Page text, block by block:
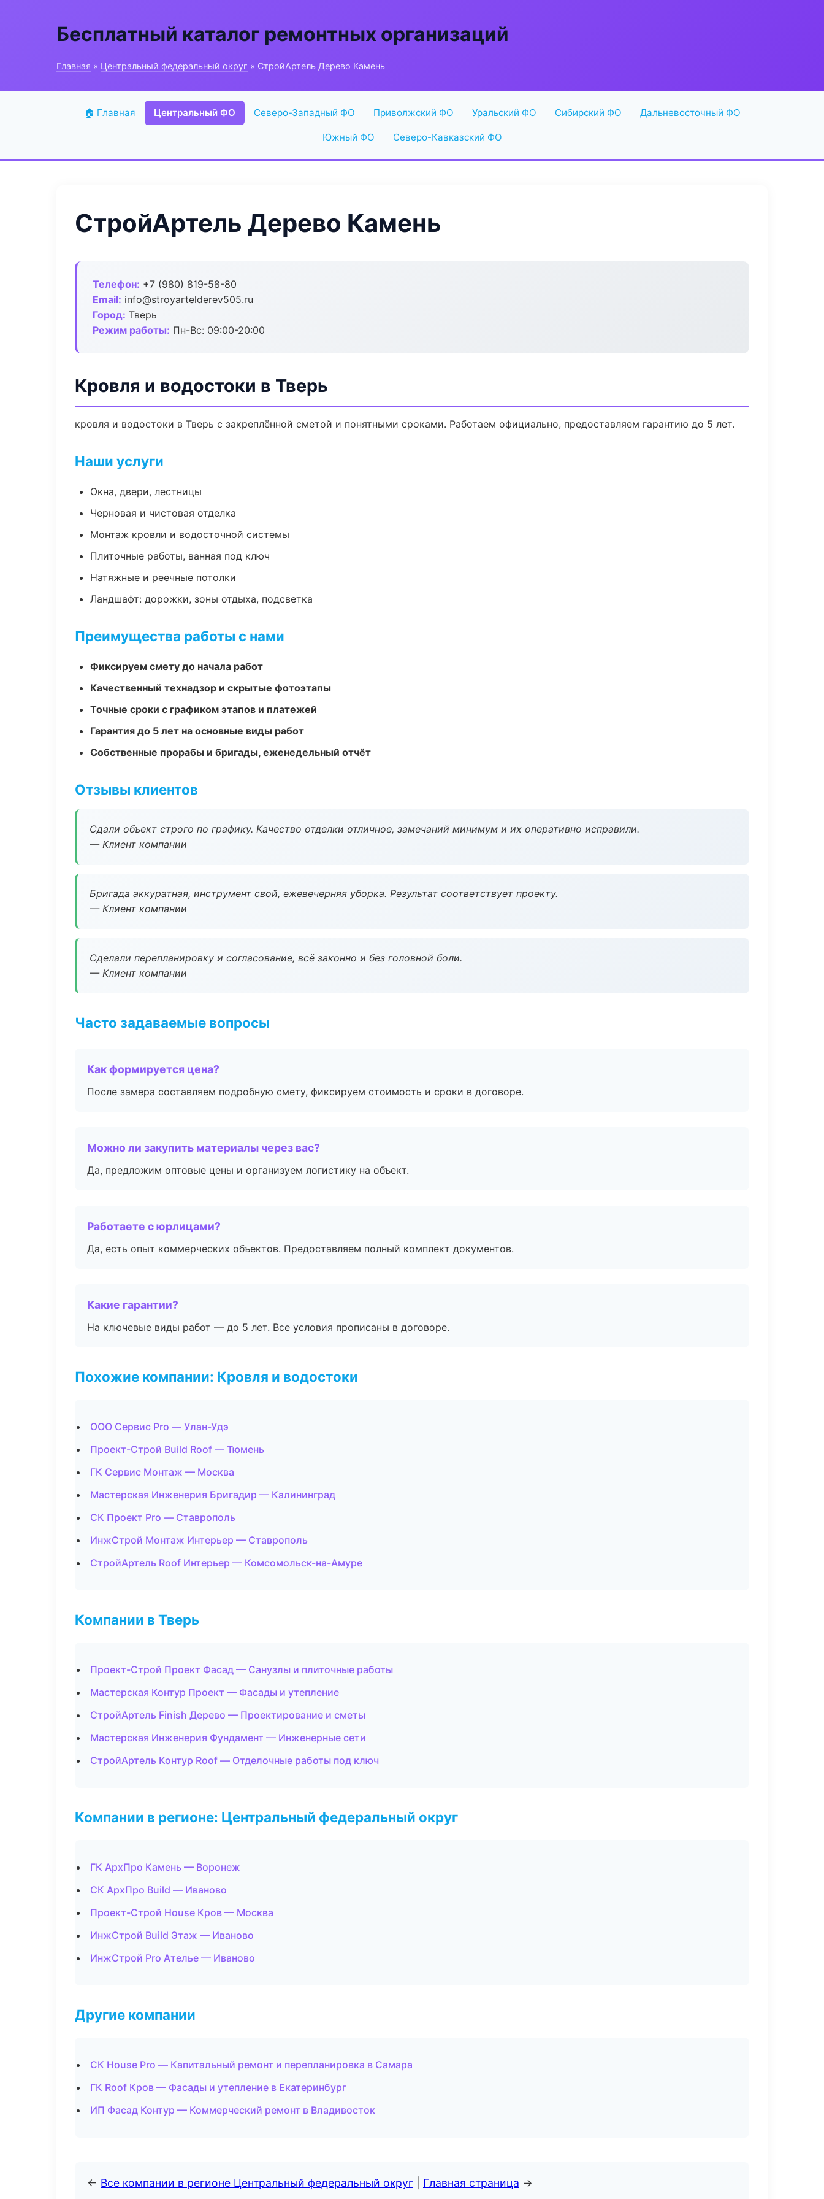
Бесплатный каталог ремонтных организаций
Главная » Центральный федеральный округ » СтройАртель Дерево Камень
🏠 Главная Центральный ФО Северо-Западный ФО Приволжский ФО Уральский ФО Сибирский ФО Дальневосточный ФО
Южный ФО Северо-Кавказский ФО
СтройАртель Дерево Камень
Телефон: +7 (980) 819-58-80
Email: info@stroyartelderev505.ru
Город: Тверь
Режим работы: Пн-Вс: 09:00-20:00
Кровля и водостоки в Тверь
кровля и водостоки в Тверь с закреплённой сметой и понятными сроками. Работаем официально, предоставляем гарантию до 5 лет.
Наши услуги
Окна, двери, лестницы
Черновая и чистовая отделка
Монтаж кровли и водосточной системы
Плиточные работы, ванная под ключ
Натяжные и реечные потолки
Ландшафт: дорожки, зоны отдыха, подсветка
Преимущества работы с нами
Фиксируем смету до начала работ
Качественный технадзор и скрытые фотоэтапы
Точные сроки с графиком этапов и платежей
Гарантия до 5 лет на основные виды работ
Собственные прорабы и бригады, еженедельный отчёт
Отзывы клиентов
Сдали объект строго по графику. Качество отделки отличное, замечаний минимум и их оперативно исправили.
— Клиент компании
Бригада аккуратная, инструмент свой, ежевечерняя уборка. Результат соответствует проекту.
— Клиент компании
Сделали перепланировку и согласование, всё законно и без головной боли.
— Клиент компании
Часто задаваемые вопросы
Как формируется цена?
После замера составляем подробную смету, фиксируем стоимость и сроки в договоре.
Можно ли закупить материалы через вас?
Да, предложим оптовые цены и организуем логистику на объект.
Работаете с юрлицами?
Да, есть опыт коммерческих объектов. Предоставляем полный комплект документов.
Какие гарантии?
На ключевые виды работ — до 5 лет. Все условия прописаны в договоре.
Похожие компании: Кровля и водостоки
ООО Сервис Pro — Улан-Удэ
Проект-Строй Build Roof — Тюмень
ГК Сервис Монтаж — Москва
Мастерская Инженерия Бригадир — Калининград
СК Проект Pro — Ставрополь
ИнжСтрой Монтаж Интерьер — Ставрополь
СтройАртель Roof Интерьер — Комсомольск-на-Амуре
Компании в Тверь
Проект-Строй Проект Фасад — Санузлы и плиточные работы
Мастерская Контур Проект — Фасады и утепление
СтройАртель Finish Дерево — Проектирование и сметы
Мастерская Инженерия Фундамент — Инженерные сети
СтройАртель Контур Roof — Отделочные работы под ключ
Компании в регионе: Центральный федеральный округ
ГК АрхПро Камень — Воронеж
СК АрхПро Build — Иваново
Проект-Строй House Кров — Москва
ИнжСтрой Build Этаж — Иваново
ИнжСтрой Pro Ателье — Иваново
Другие компании
СК House Pro — Капитальный ремонт и перепланировка в Самара
ГК Roof Кров — Фасады и утепление в Екатеринбург
ИП Фасад Контур — Коммерческий ремонт в Владивосток
← Все компании в регионе Центральный федеральный округ Главная страница →